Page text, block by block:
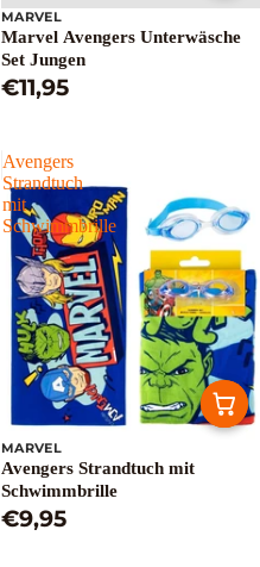
MARVEL
Marvel Avengers Unterwäsche
Set Jungen
€11,95
Avengers
Strandtuch
mit
Schwimmbrille
MARVEL
Avengers Strandtuch mit
Schwimmbrille
€9,95